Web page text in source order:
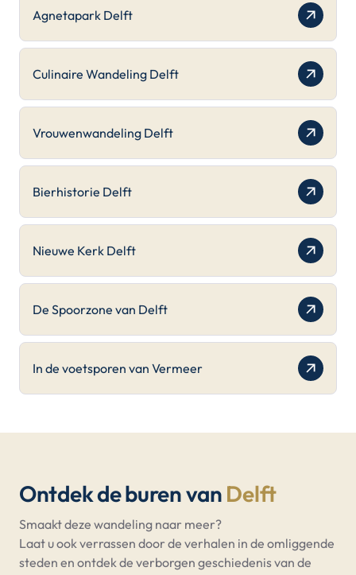
Agnetapark Delft
Culinaire Wandeling Delft
Vrouwenwandeling Delft
Bierhistorie Delft
Nieuwe Kerk Delft
De Spoorzone van Delft
In de voetsporen van Vermeer
Ontdek de buren van Delft
Smaakt deze wandeling naar meer?
Laat u ook verrassen door de verhalen in de omliggende
steden en ontdek de verborgen geschiedenis van de